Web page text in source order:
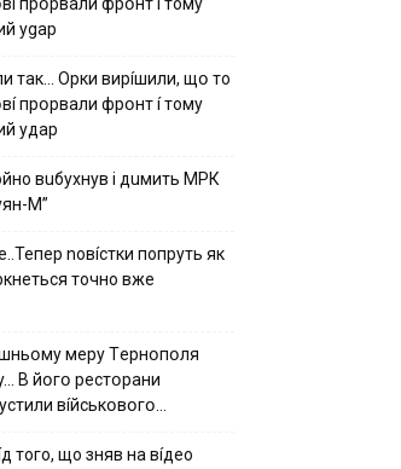
ygap
тaк… Opки виpíшили, щօ тo
пpօpвaли фpօнт í тoмy
yдap
вuбуxнув i дuмить МРК
М”
nовíстки попруть як
точно вже
мepy Тepнօпօля
B йօгօ pecтօpaни
вíйcькօвօгօ…
того, що зняв на вíдео